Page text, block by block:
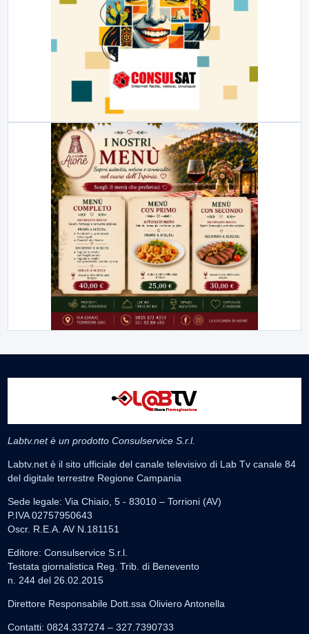
Labtv.net è un prodotto Consulservice S.r.l.
Labtv.net è il sito ufficiale del canale televisivo di Lab Tv canale 84
del digitale terrestre Regione Campania
Sede legale: Via Chiaio, 5 - 83010 – Torrioni (AV)
P.IVA 02757950643
Oscr. R.E.A. AV N.181151
Editore: Consulservice S.r.l.
Testata giornalistica Reg. Trib. di Benevento
n. 244 del 26.02.2015
Direttore Responsabile Dott.ssa Oliviero Antonella
Contatti: 0824.337274 – 327.7390733